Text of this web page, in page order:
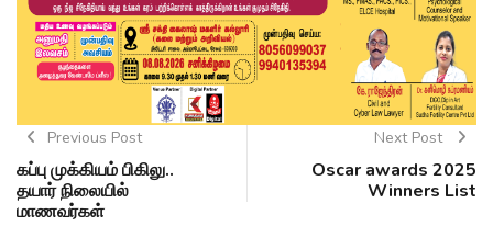
Previous Post
கப்பு முக்கியம் பிகிலு..
தயார் நிலையில்
மாணவர்கள்
Next Post
Oscar awards 2025
Winners List